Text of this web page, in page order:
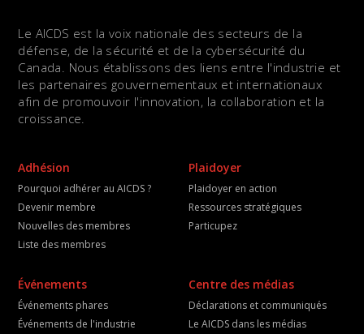
Le AICDS est la voix nationale des secteurs de la
défense, de la sécurité et de la cybersécurité du
Canada. Nous établissons des liens entre l'industrie et
les partenaires gouvernementaux et internationaux
afin de promouvoir l'innovation, la collaboration et la
croissance.
Adhésion
Pourquoi adhérer au AICDS ?
Devenir membre
Nouvelles des membres
Liste des membres
Plaidoyer
Plaidoyer en action
Ressources stratégiques
Particupez
Événements
Événements phares
Événements de l'industrie
Centre des médias
Déclarations et communiqués
Le AICDS dans les médias